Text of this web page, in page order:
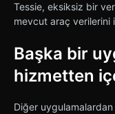
Tessie, eksiksiz bir
mevcut araç verilerini
Başka bir
hizmetten
Diğer